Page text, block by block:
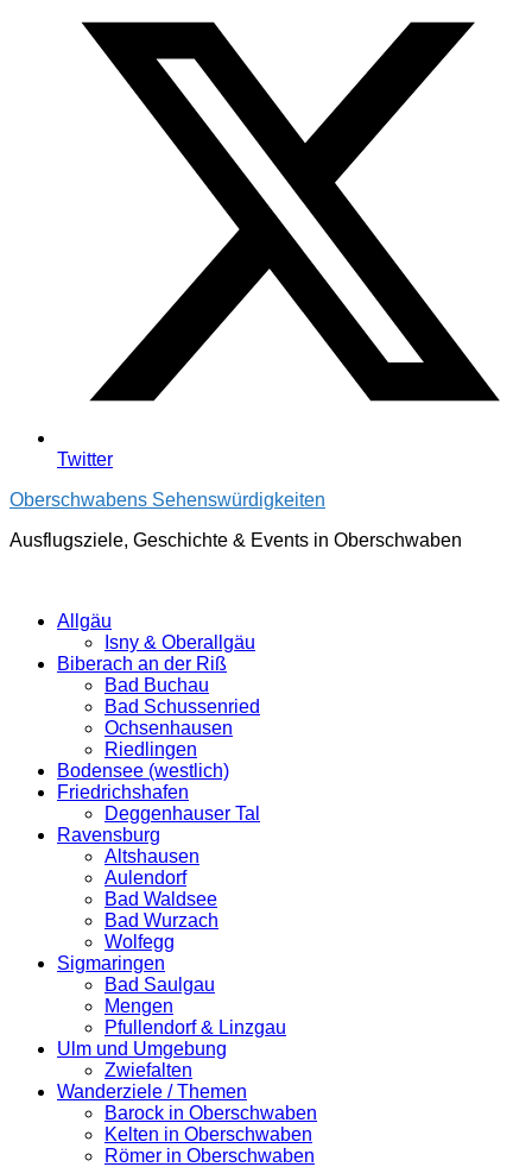
Twitter
Oberschwabens Sehenswürdigkeiten
Ausflugsziele, Geschichte & Events in Oberschwaben
Allgäu
Isny & Oberallgäu
Biberach an der Riß
Bad Buchau
Bad Schussenried
Ochsenhausen
Riedlingen
Bodensee (westlich)
Friedrichshafen
Deggenhauser Tal
Ravensburg
Altshausen
Aulendorf
Bad Waldsee
Bad Wurzach
Wolfegg
Sigmaringen
Bad Saulgau
Mengen
Pfullendorf & Linzgau
Ulm und Umgebung
Zwiefalten
Wanderziele / Themen
Barock in Oberschwaben
Kelten in Oberschwaben
Römer in Oberschwaben